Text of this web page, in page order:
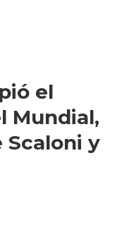
el
Mundial,
y